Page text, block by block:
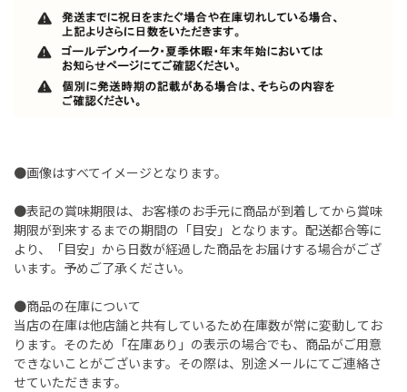
●画像はすべてイメージとなります。
●表記の賞味期限は、お客様のお手元に商品が到着してから賞味
期限が到来するまでの期間の「目安」となります。配送都合等に
より、「目安」から日数が経過した商品をお届けする場合がござ
います。予めご了承ください。
●商品の在庫について
当店の在庫は他店舗と共有しているため在庫数が常に変動してお
ります。そのため「在庫あり」の表示の場合でも、商品がご用意
できないことがございます。その際は、別途メールにてご連絡さ
せていただきます。